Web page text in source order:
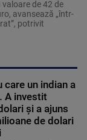
de 42 de
avansează „într-
potrivit
care un indian a
A investit
și a ajuns
de dolari